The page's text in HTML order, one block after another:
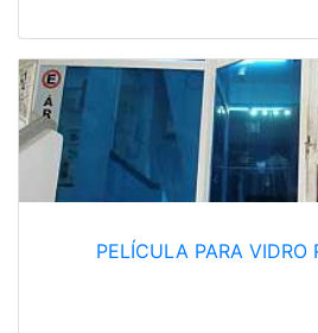
PELÍCULA PARA VIDRO